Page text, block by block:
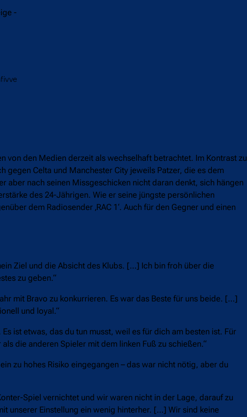
-
von den Medien derzeit als wechselhaft betrachtet. Im Kontrast zu
gegen Celta und Manchester City jeweils Patzer, die es dem
aber nach seinen Missgeschicken nicht daran denkt, sich hängen
des 24-Jährigen. Wie er seine jüngste persönlichen
dem Radiosender ‚RAC 1‘. Auch für den Gegner und einen
Ziel und die Absicht des Klubs. […] Ich bin froh über die
zu geben.“
mit Bravo zu konkurrieren. Es war das Beste für uns beide. […]
und loyal.“
ist etwas, das du tun musst, weil es für dich am besten ist. Für
die anderen Spieler mit dem linken Fuß zu schießen.“
zu hohes Risiko eingegangen – das war nicht nötig, aber du
Spiel vernichtet und wir waren nicht in der Lage, darauf zu
unserer Einstellung ein wenig hinterher. […] Wir sind keine